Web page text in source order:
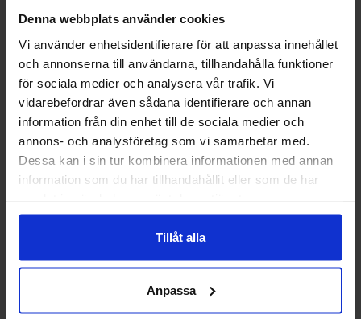
Denna webbplats använder cookies
Vi använder enhetsidentifierare för att anpassa innehållet
och annonserna till användarna, tillhandahålla funktioner
för sociala medier och analysera vår trafik. Vi
vidarebefordrar även sådana identifierare och annan
information från din enhet till de sociala medier och
annons- och analysföretag som vi samarbetar med.
Dessa kan i sin tur kombinera informationen med annan
information som du har tillhandahållit eller som de har
Tillåt alla
Anpassa
KFC Jelly Beans Bag 113g Bonbon